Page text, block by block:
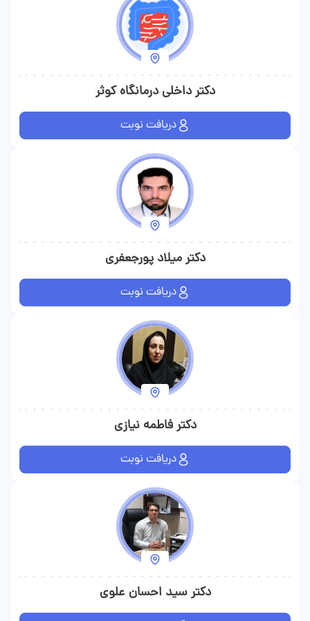
افرادی که از خستگی مزمن یا کاهش انرژی شکایت می‌کنند، می‌توانند
با پیگیری منظم نزد متخصص داخلی، وضعیت خود را بهتر مدیریت
کنند. در همین چارچوب، دکتر زینب دهقانی برای بسیاری از بیماران،
فقط یک پزشک درمانگر نیست؛ بلکه همراهی است برای تنظیم مسیر
مراقبت و پیشگیری از عوارض احتمالی در آینده. نکته مهم دیگر در
طبابت داخلی، توجه به علائم ظاهرا ساده اما گاهی مهم است.
سردردهای تکرارشونده، سرگیجه، بی‌اشتهایی، نفخ، سوزش معده،
تغییرات وزن، بی‌خوابی یا احساس ضعف در طول روز ممکن است
دلایل متنوعی داشته باشند. تشخیص درست در چنین مواردی نیاز به
دقت، شنیدن درست شرح حال و گاهی صبر دارد. این‌جا همان‌جایی
است که نقش پزشک متخصص داخلی برجسته می‌شود. بیمار معمولا
در اولین مراجعه به دنبال یک پاسخ سریع است، اما پاسخ درست
بگیرند تا علت اصلی آشکار شود. چنین رویکردی، اگرچه شاید آرام و
می‌انجامد. در کنار تشخیص، پیگیری درمان نیز اهمیت زیادی دارد.
برخی بیماری‌ها مثل دیابت، فشار خون، مشکلات تیروئید یا کم‌خونی،
درمانی یک‌باره ندارند و نیازمند کنترل دوره‌ای هستند. پزشک متخصص
کند و در صورت نیاز، درمان را اصلاح نماید. این نگاه پیگیرانه، از
ویژگی‌هایی است که در معرفی دکتر زینب دهقانی نیز برجسته
می‌شود. بیماران معمولا از پزشکی رضایت بیشتری دارند که فقط نسخه
نمی‌نویسد، بلکه در مسیر بعدی هم همراه می‌ماند و وضعیت بیمار را
جدی دنبال می‌کند. از منظر ارتباط انسانی نیز، برخورد محترمانه و آرام با
بیمار، بخش جدایی‌ناپذیر از یک ویزیت موفق است. بسیاری از افراد با
نگرانی، خستگی یا تجربه‌های ناموفق قبلی وارد مطب می‌شوند. در
دکتر داخلی درمانگاه کوثر
دریافت نوبت
دکتر میلاد پورجعفری
دریافت نوبت
دکتر فاطمه نیازی
دریافت نوبت
دکتر سید احسان علوی